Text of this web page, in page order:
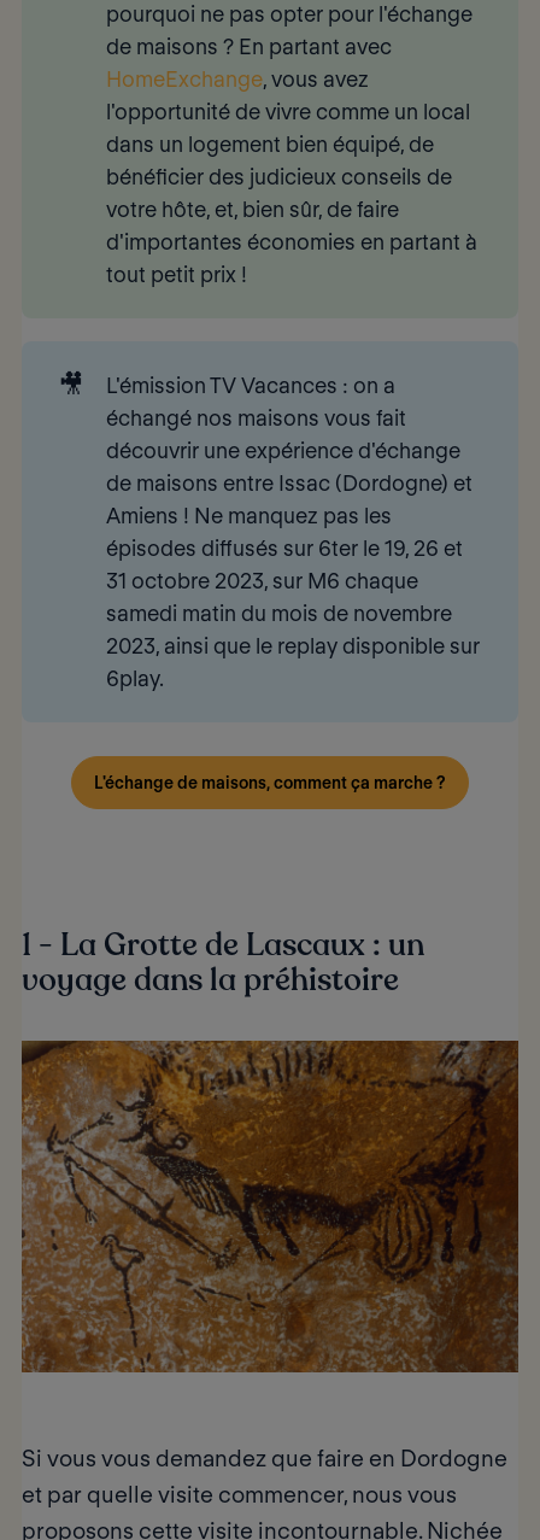
pourquoi ne pas opter pour l'échange
de maisons ? En partant avec
HomeExchange, vous avez
l'opportunité de
dans un logement bien équipé, de
bénéficier des judicieux conseils de
votre hôte, et, bien sûr, de faire
d'importantes économies en partant à
tout petit prix !
🎥 L'émission TVVacances : on a
échangé nos maisons vous fait
découvrir une expérience d'échange
de maisons entre Issac (Dordogne) et
Amiens ! Ne manquez pas les
épisodes diffusés sur 6terle 19, 26 et
31 octobre 2023, sur M6 chaque
samedi matin du mois de novembre
2023, ainsi que le replay disponible sur
6play.
L'échange de maisons, comment ça marche ?
1 - La Grotte de Lascaux : un
voyage dans la préhistoire
Si vous vous demandez que faire en Dordogne
et par quelle visite commencer, nous vous
proposons cette visite incontournable. Nichée